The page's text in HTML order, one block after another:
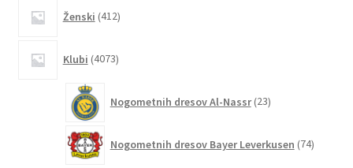
Ženski 412izdelkov
Klubi 4073izdelkov
Nogometnih dresov Al-Nassr 23izdelkov
Nogometnih dresov Bayer Leverkusen 74izdelkov